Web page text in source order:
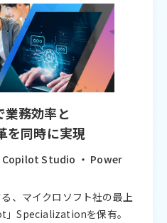
務効率と
を同時に実現
Studio ・ Power
、マイクロソフト社の最上
Specializationを保有。